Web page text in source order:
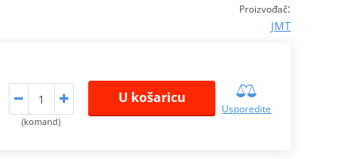
Proizvođač:
JMT
(komand)
U košaricu
Usporedite